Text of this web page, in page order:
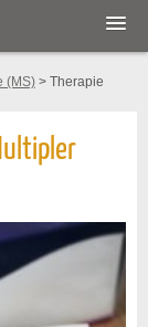
(MS) > Therapie